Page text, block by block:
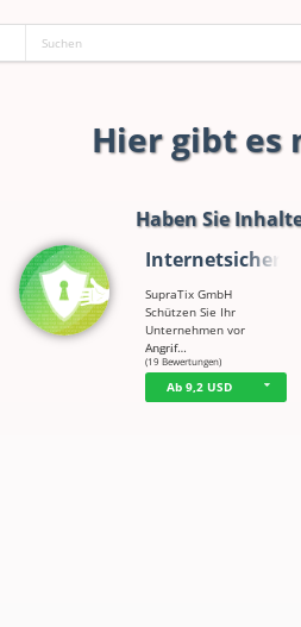
Hier gibt es
Haben Sie
Internetsicherh…
SupraTix GmbH
Schützen Sie Ihr
Unternehmen vor
Angrif…
☆☆☆☆☆
(19 Bewertungen)
Ab 9,2 USD